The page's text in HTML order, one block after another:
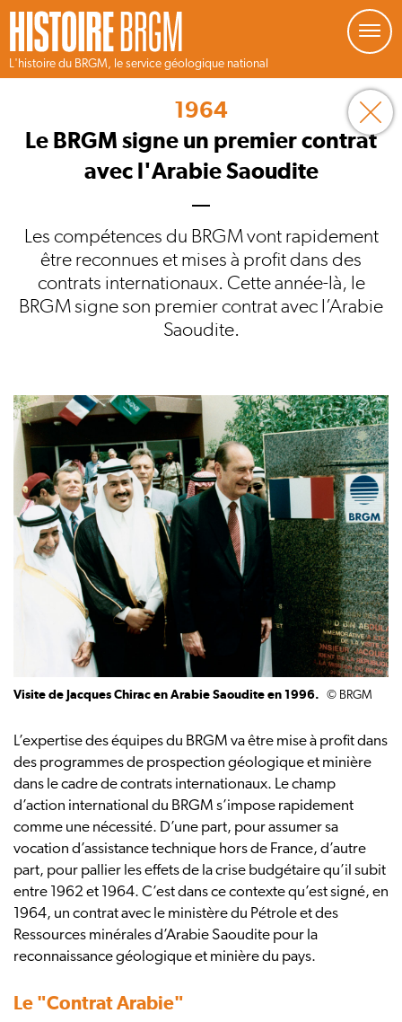
L'histoire du BRGM, le service géologique national
1964
Le BRGM signe un premier contrat
avec l'Arabie Saoudite
Les compétences du BRGM vont rapidement
être reconnues et mises à profit dans des
contrats internationaux. Cette année-là, le
BRGM signe son premier contrat avec l’Arabie
Saoudite.
Visite de Jacques Chirac en Arabie Saoudite en 1996. © BRGM
L’expertise des équipes du BRGM va être mise à profit dans
des programmes de prospection géologique et minière
dans le cadre de contrats internationaux. Le champ
d’action international du BRGM s’impose rapidement
comme une nécessité. D’une part, pour assumer sa
vocation d’assistance technique hors de France, d’autre
part, pour pallier les effets de la crise budgétaire qu’il subit
entre 1962 et 1964. C’est dans ce contexte qu’est signé, en
1964, un contrat avec le ministère du Pétrole et des
Ressources minérales d’Arabie Saoudite pour la
reconnaissance géologique et minière du pays.
Le "Contrat Arabie"
Gestion de vos préférences sur les cookies